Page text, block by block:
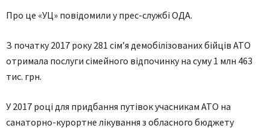
Про це «УЦ» повідомили у прес-службі ОДА.
З початку 2017 року 281 сім’я демобілізованих бійців АТО
отримала послуги сімейного відпочинку на суму 1 млн 463
тис. грн.
У 2017 році для придбання путівок учасникам АТО на
санаторно-курортне лікування з обласного бюджету